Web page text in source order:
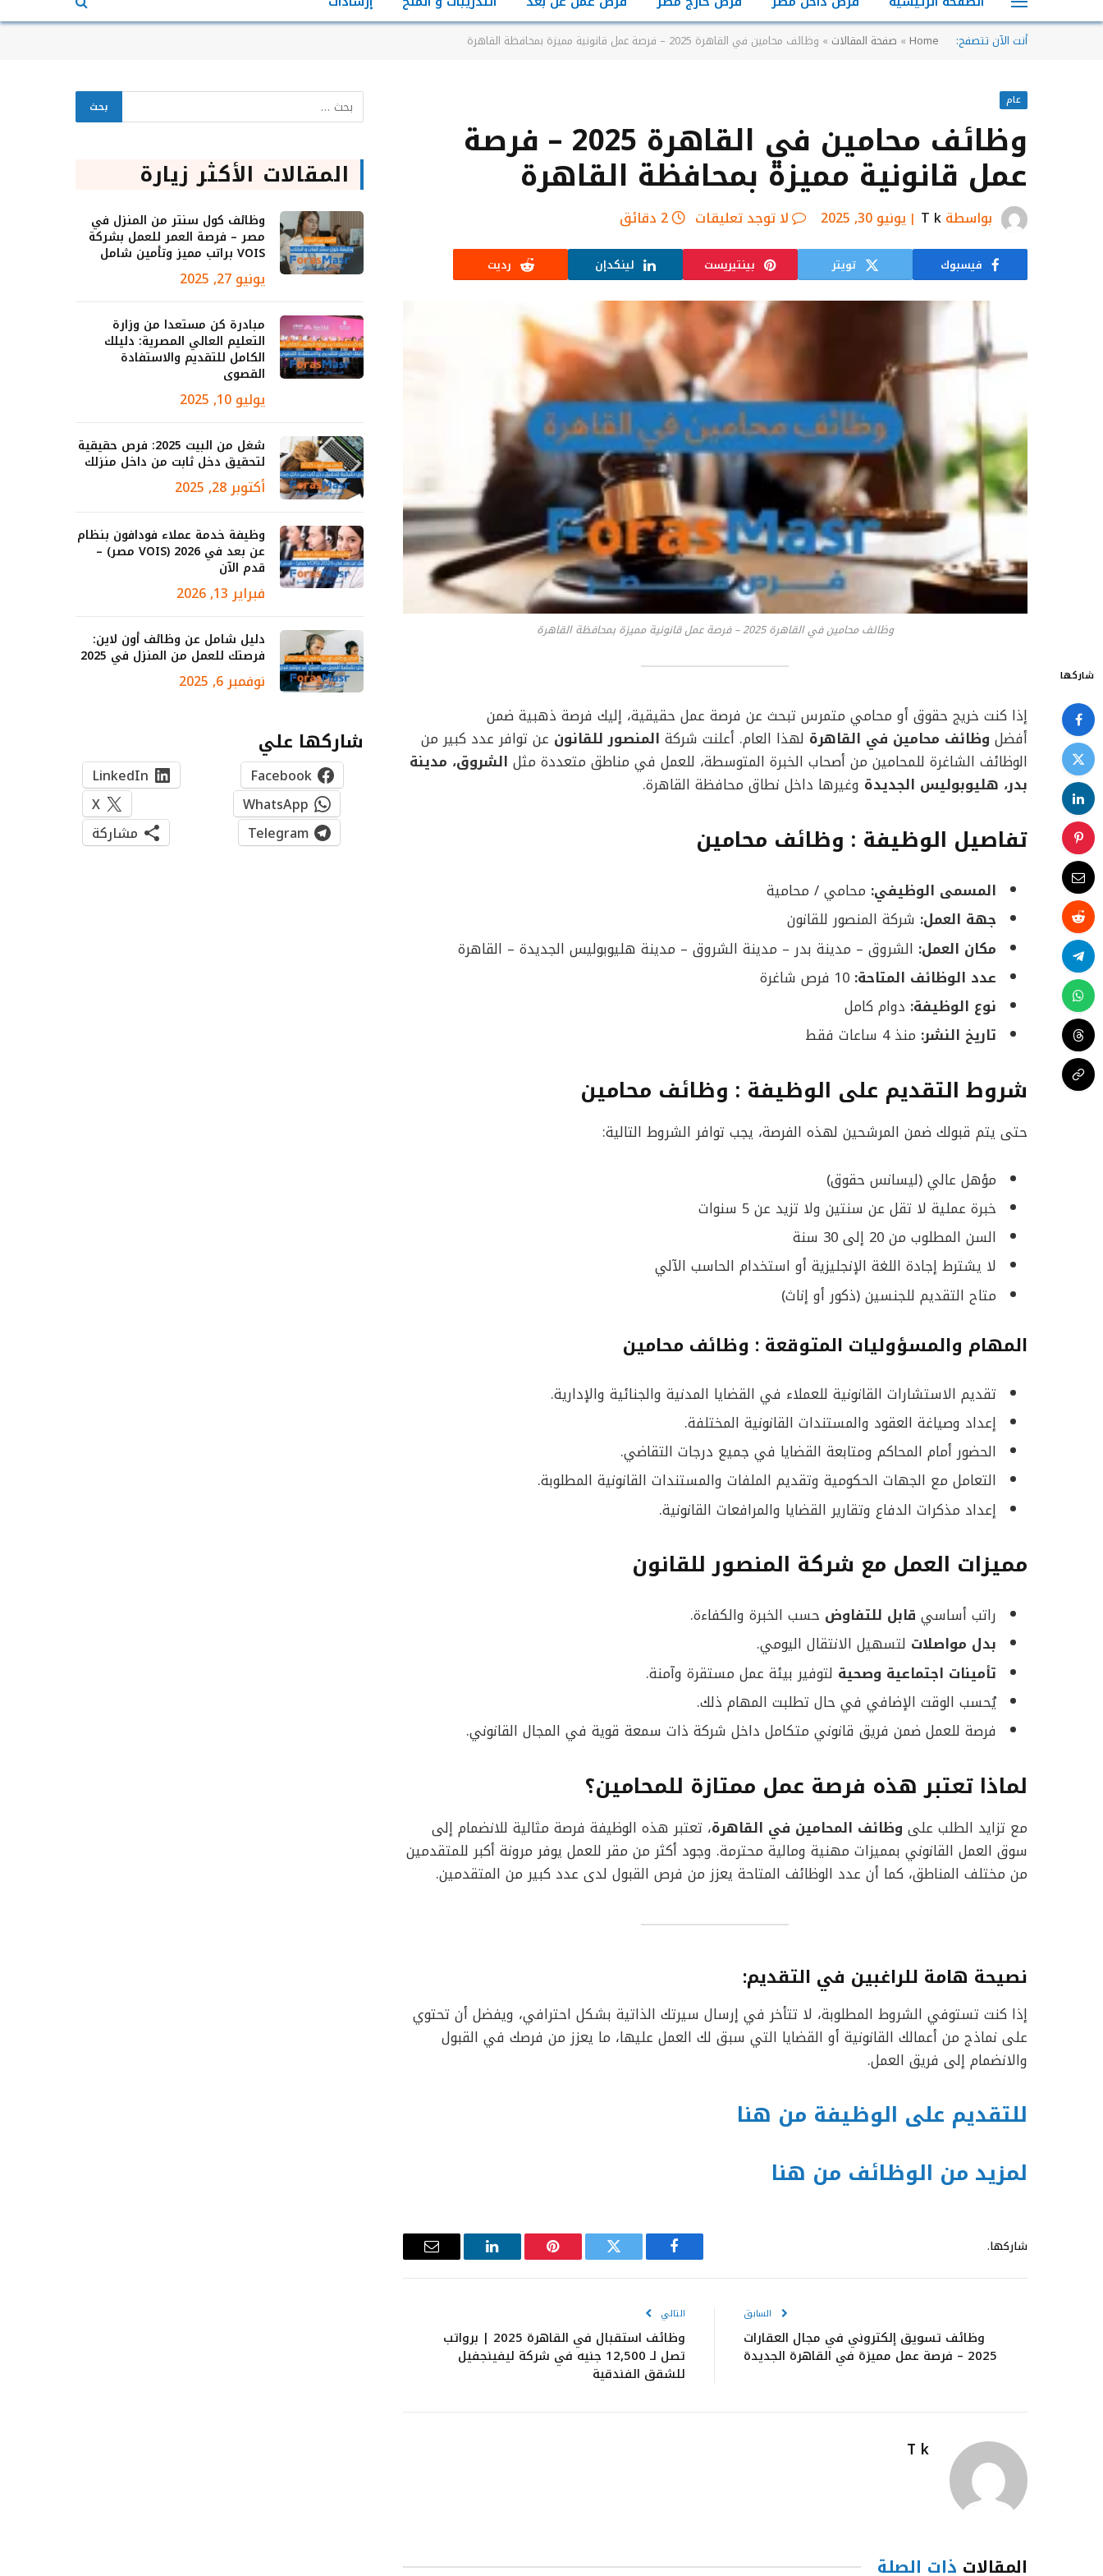
أنت الآن تتصفح: Home
» صفحة المقالات » وظائف محامين في القاهرة 2025 – فرصة عمل قانونية مميزة بمحافظة القاهرة
عام
وظائف محامين في القاهرة 2025 – فرصة
عمل قانونية مميزة بمحافظة القاهرة
بواسطةT k يونيو 30, 2025 لا توجد تعليقات 2 دقائق
فيسبوك تويتر بينتيريست لينكدإن رديت
وظائف محامين في القاهرة 2025 – فرصة عمل قانونية مميزة بمحافظة القاهرة
شاركها
إذا كنت خريج حقوق أو محامي متمرس تبحث عن فرصة عمل حقيقية، إليك فرصة ذهبية ضمن
أفضل وظائف محامين في القاهرة لهذا العام. أعلنت شركة المنصور للقانون عن توافر عدد كبير من
الوظائف الشاغرة للمحامين من أصحاب الخبرة المتوسطة، للعمل في مناطق متعددة مثل الشروق، مدينة
بدر، هليوبوليس الجديدة وغيرها داخل نطاق محافظة القاهرة.
تفاصيل الوظيفة : وظائف محامين
المسمى الوظيفي: محامي / محامية
جهة العمل: شركة المنصور للقانون
مكان العمل: الشروق – مدينة بدر – مدينة الشروق – مدينة هليوبوليس الجديدة – القاهرة
عدد الوظائف المتاحة:
نوع الوظيفة: دوام كامل
تاريخ النشر: منذ 4 ساعات فقط
شروط التقديم على الوظيفة : وظائف محامين
حتى يتم قبولك ضمن المرشحين لهذه الفرصة، يجب توافر الشروط التالية:
مؤهل عالي (ليسانس حقوق)
خبرة عملية لا تقل عن سنتين ولا تزيد عن 5 سنوات
السن المطلوب من 20 إلى 30 سنة
لا يشترط إجادة اللغة الإنجليزية أو استخدام الحاسب الآلي
متاح التقديم للجنسين (ذكور أو إناث)
المهام والمسؤوليات المتوقعة : وظائف محامين
تقديم الاستشارات القانونية للعملاء في القضايا المدنية والجنائية والإدارية.
إعداد وصياغة العقود والمستندات القانونية المختلفة.
الحضور أمام المحاكم ومتابعة القضايا في جميع درجات التقاضي.
التعامل مع الجهات الحكومية وتقديم الملفات والمستندات القانونية المطلوبة.
إعداد مذكرات الدفاع وتقارير القضايا والمرافعات القانونية.
مميزات العمل مع شركة المنصور للقانون
راتب أساسي قابل للتفاوض حسب الخبرة والكفاءة.
بدل مواصلات لتسهيل الانتقال اليومي.
تأمينات اجتماعية وصحية لتوفير بيئة عمل مستقرة وآمنة.
يُحسب الوقت الإضافي في حال تطلبت المهام ذلك.
فرصة للعمل ضمن فريق قانوني متكامل داخل شركة ذات سمعة قوية في المجال القانوني.
لماذا تعتبر هذه فرصة عمل ممتازة للمحامين؟
مع تزايد الطلب على وظائف المحامين في القاهرة، تعتبر هذه الوظيفة فرصة مثالية للانضمام إلى
سوق العمل القانوني بمميزات مهنية ومالية محترمة. وجود أكثر من مقر للعمل يوفر مرونة أكبر للمتقدمين
من مختلف المناطق، كما أن عدد الوظائف المتاحة يعزز من فرص القبول لدى عدد كبير من المتقدمين.
نصيحة هامة للراغبين في التقديم:
إذا كنت تستوفي الشروط المطلوبة، لا تتأخر في إرسال سيرتك الذاتية بشكل احترافي، ويفضل أن تحتوي
على نماذج من أعمالك القانونية أو القضايا التي سبق لك العمل عليها، ما يعزز من فرصك في القبول
والانضمام إلى فريق العمل.
للتقديم على الوظيفة من هنا
لمزيد من الوظائف من هنا
شاركها.
فيسبوك تويتر بينتيريستلينكدإن
البريد
السابق
وظائف تسويق إلكتروني في مجال العقارات
2025 – فرصة عمل مميزة في القاهرة الجديدة
التالي
وظائف استقبال في القاهرة 2025 | برواتب
تصل لـ 12,500 جنيه في شركة ليفينجفيل
للشقق الفندقية
T k
المقالات ذات الصلة
المقالات الأكثر زيارة
وظائف كول سنتر من المنزل في
مصر – فرصة العمر للعمل بشركة
VOIS براتب مميز وتأمين شامل
يونيو 27, 2025
مبادرة كن مستعدا من وزارة
التعليم العالي المصرية: دليلك
الكامل للتقديم والاستفادة
القصوى
يوليو 10, 2025
شغل من البيت 2025: فرص حقيقية
لتحقيق دخل ثابت من داخل منزلك
أكتوبر 28, 2025
وظيفة خدمة عملاء فودافون بنظام
عن بعد في 2026 (VOIS مصر) –
قدم الآن
فبراير 13, 2026
دليل شامل عن وظائف أون لاين:
فرصتك للعمل من المنزل في 2025
نوفمبر 6, 2025
شاركها علي
Facebook
LinkedIn
WhatsApp
X
Telegram
مشاركة